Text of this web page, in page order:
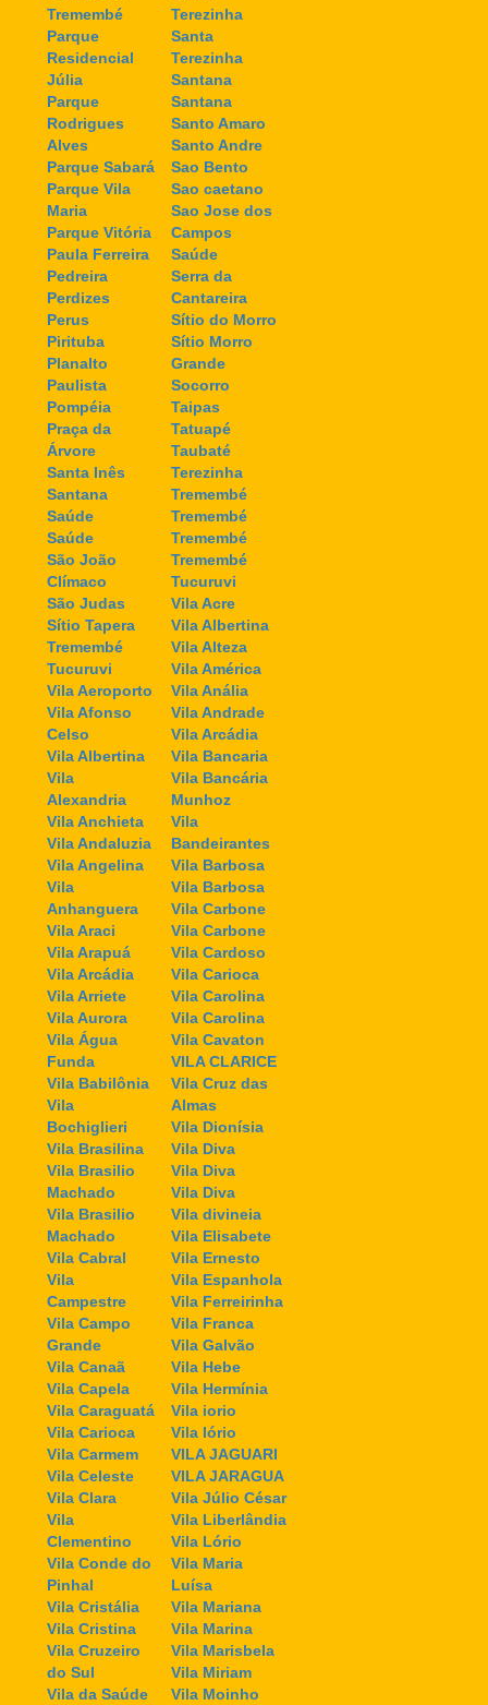
Tremembé
Parque
Residencial
Júlia
Parque
Rodrigues
Alves
Parque Sabará
Parque Vila
Maria
Parque Vitória
Paula Ferreira
Pedreira
Perdizes
Perus
Pirituba
Planalto
Paulista
Pompéia
Praça da
Árvore
Santa Inês
Santana
Saúde
Saúde
São João
Clímaco
São Judas
Sítio Tapera
Tremembé
Tucuruvi
Vila Aeroporto
Vila Afonso
Celso
Vila Albertina
Vila
Alexandria
Vila Anchieta
Vila Andaluzia
Vila Angelina
Vila
Anhanguera
Vila Araci
Vila Arapuá
Vila Arcádia
Vila Arriete
Vila Aurora
Vila Água
Funda
Vila Babilônia
Vila
Bochiglieri
Vila Brasilina
Vila Brasilio
Machado
Vila Brasilio
Machado
Vila Cabral
Vila
Campestre
Vila Campo
Grande
Vila Canaã
Vila Capela
Vila Caraguatá
Vila Carioca
Vila Carmem
Vila Celeste
Vila Clara
Vila
Clementino
Vila Conde do
Pinhal
Vila Cristália
Vila Cristina
Vila Cruzeiro
do Sul
Vila da Saúde
Terezinha
Santa
Terezinha
Santana
Santana
Santo Amaro
Santo Andre
Sao Bento
Sao caetano
Sao Jose dos
Campos
Saúde
Serra da
Cantareira
Sítio do Morro
Sítio Morro
Grande
Socorro
Taipas
Tatuapé
Taubaté
Terezinha
Tremembé
Tremembé
Tremembé
Tremembé
Tucuruvi
Vila Acre
Vila Albertina
Vila Alteza
Vila América
Vila Anália
Vila Andrade
Vila Arcádia
Vila Bancaria
Vila Bancária
Munhoz
Vila
Bandeirantes
Vila Barbosa
Vila Barbosa
Vila Carbone
Vila Carbone
Vila Cardoso
Vila Carioca
Vila Carolina
Vila Carolina
Vila Cavaton
VILA CLARICE
Vila Cruz das
Almas
Vila Dionísia
Vila Diva
Vila Diva
Vila Diva
Vila divineia
Vila Elisabete
Vila Ernesto
Vila Espanhola
Vila Ferreirinha
Vila Franca
Vila Galvão
Vila Hebe
Vila Hermínia
Vila iorio
Vila Iório
VILA JAGUARI
VILA JARAGUA
Vila Júlio César
Vila Liberlândia
Vila Lório
Vila Maria
Luísa
Vila Mariana
Vila Marina
Vila Marisbela
Vila Miriam
Vila Moinho